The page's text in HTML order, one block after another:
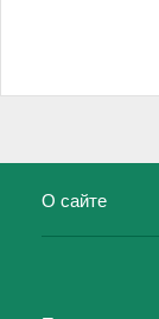
О сайте